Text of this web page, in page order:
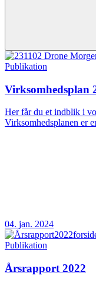
Publikation
Virksomhedsplan
Her får du et indblik i
Virksomhedsplanen er
04. jan. 2024
Publikation
Årsrapport 2022